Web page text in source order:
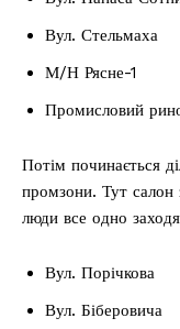
Вул. Стельмаха
М/Н Рясне-1
Промисловий
Потім починається
промзони. Тут салон
люди все одно
Вул. Порічкова
Вул. Біберовича